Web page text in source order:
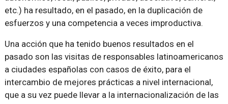
etc.) ha resultado, en el pasado, en la duplicación de
esfuerzos y una competencia a veces improductiva.
Una acción que ha tenido buenos resultados en el
pasado son las visitas de responsables latinoamericanos
a ciudades españolas con casos de éxito, para el
intercambio de mejores prácticas a nivel internacional,
que a su vez puede llevar a la internacionalización de las